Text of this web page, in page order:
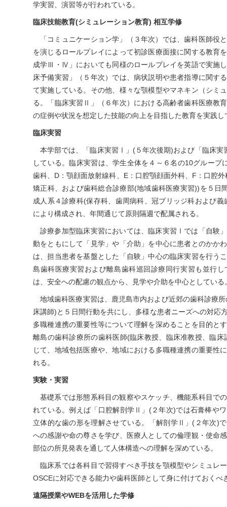
学実習、演習等が行われている。
臨床技能教育(シミュレーション教育) 相互学修
「コミュニケーション学」（３年次）では、歯科医師役
を演じるロールプレイによって初診医療面接に関する教育
成学Ⅲ・Ⅳ」においても同様のロールプレイを英語で実施
床予備実習」（５年次）では、病状説明や患者指導に関す
て実施している。その他、様々な顎模型やマネキン（シミ
る。「臨床実習Ⅱ」（６年次）における高齢者歯科医療教
の症例や状況を想定した技能の向上を目指した教育を実践し
臨床実習
本学部では、「臨床実習Ⅰ」(５年次後期)および「臨床
している。臨床実習は、学生全体を４～６名の10グループ
歯科、D：顎顔面放射線科、E：口腔顎顔面外科、F：口腔
矯正科、および歯科総合診療部(地域歯科医療実習))を５日
成人系４診療科(保存科、歯周病科、冠ブリッジ科および
により構成され、年間通じて原則隔週で配属される。
診療参加型臨床実習においては、臨床実習Ⅰでは「自験
動をともにして「見学」や「介助」を中心に患者とのかか
は、担当患者を基盤とした「自験」中心の臨床実習を行う
島歯科医療実習および離島歯科巡回診療同行実習も並行
は、安全への配慮の観点から、見学や介助を中心としている
地域歯科医療実習は、鹿児島市内および近郊の歯科診療
床講師)と５日間行動を共にし、多様な患者ニーズへの対応
多職種連携の重要性等について理解を深めることを目的と
離島の歯科診療所の歯科医師(臨床教授、臨床准教授、臨
じて、地域包括医療や、地域における多職種連携の重要性
れる。
実験・実習
基礎系では形態系科目の観察やスケッチ、機能系科目で
れている。例えば「口腔解剖学Ⅱ」(２年次)では石膏棒や
立体的な歯の形を理解させている。「解剖学Ⅱ」(２年次)
への感謝や命の尊さを学び、医療人としての倫理観・使命
部位の所見発表を通して人体構造への理解を深めている。
臨床系では各科目で習得すべき手技を顎模型やシミュレ
OSCEに対応できる能力や歯科医師として身に付けておく
遠隔授業やWEBを活用した学修